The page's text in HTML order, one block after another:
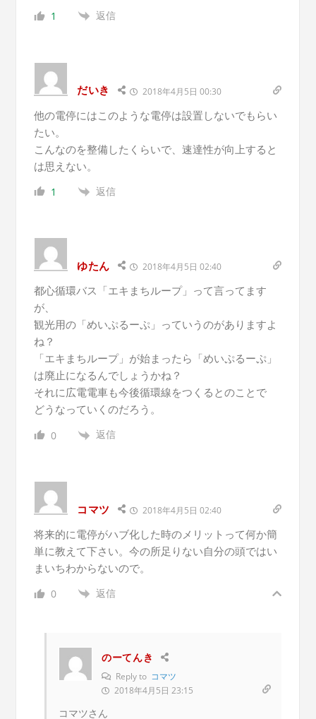
1 返信
だいき 2018年4月5日 00:30
他の電停にはこのような電停は設置しないでもらい
たい。
こんなのを整備したくらいで、速達性が向上すると
は思えない。
1 返信
ゆたん 2018年4月5日 02:40
都心循環バス「エキまちループ」って言ってます
が、
観光用の「めいぷるーぷ」っていうのがありますよ
ね？
「エキまちループ」が始まったら「めいぷるーぷ」
は廃止になるんでしょうかね？
それに広電電車も今後循環線をつくるとのことで
どうなっていくのだろう。
0 返信
コマツ 2018年4月5日 02:40
将来的に電停がハブ化した時のメリットって何か簡
単に教えて下さい。今の所足りない自分の頭ではい
まいちわからないので。
0 返信
のーてんき
Reply to コマツ
2018年4月5日 23:15
コマツさん